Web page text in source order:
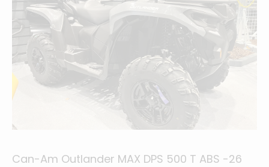
Can-Am Outlander MAX DPS 500 T ABS -26